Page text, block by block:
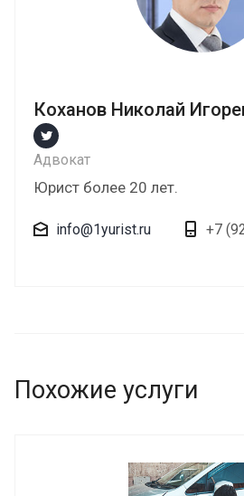
Коханов Николай
Адвокат
Юрист более 20 лет.
info@1yurist.ru +7
Похожие услуги